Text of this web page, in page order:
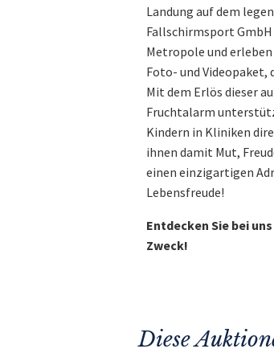
Landung auf dem
Fallschirmsport
Metropole und
Foto- und Videopaket,
Mit dem Erlös dieser
Fruchtalarm
Kindern in Kliniken
ihnen damit Mut,
einen einzigartigen
Lebensfreude!
Entdecken Sie bei
Zweck!
Diese